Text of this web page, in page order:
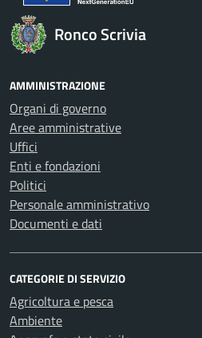
Ronco Scrivia
AMMINISTRAZIONE
Organi di governo
Aree amministrative
Uffici
Enti e fondazioni
Politici
Personale amministrativo
Documenti e dati
CATEGORIE DI SERVIZIO
Agricoltura e pesca
Ambiente